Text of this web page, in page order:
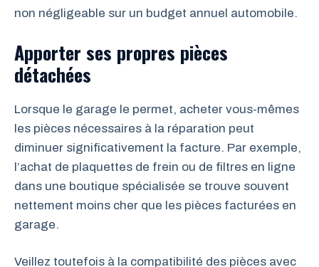
non négligeable sur un budget annuel automobile.
Apporter ses propres pièces
détachées
Lorsque le garage le permet, acheter vous-mêmes
les pièces nécessaires à la réparation peut
diminuer significativement la facture. Par exemple,
l’achat de plaquettes de frein ou de filtres en ligne
dans une boutique spécialisée se trouve souvent
nettement moins cher que les pièces facturées en
garage.
Veillez toutefois à la compatibilité des pièces avec